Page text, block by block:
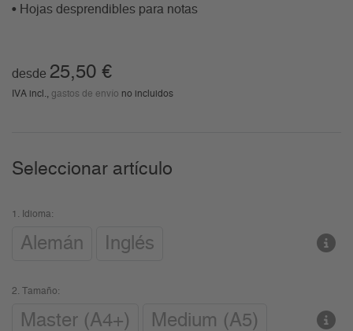
• Hojas desprendibles para notas
desde 25,50 €
IVA incl., gastos de envío no incluidos
Seleccionar artículo
1. Idioma:
Alemán Inglés
2. Tamaño:
Master (A4+)
Medium (A5)